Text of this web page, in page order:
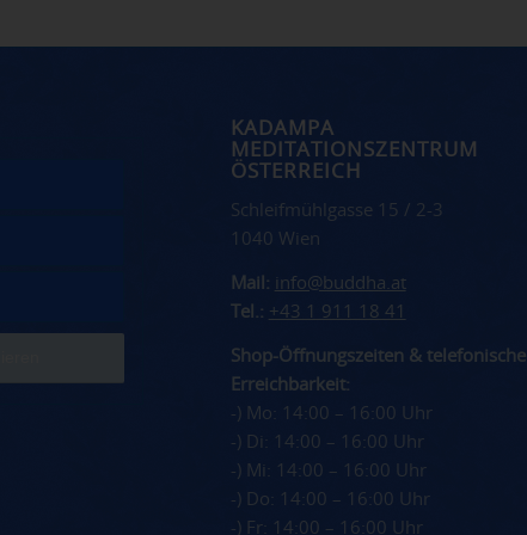
KADAMPA
MEDITATIONSZENTRUM
ÖSTERREICH
Schleifmühlgasse 15 / 2-3
1040 Wien
Mail: info@buddha.at
Tel.: +43 1 911 18 41
Shop-Öffnungszeiten & telefonische
Erreichbarkeit:
-) Mo: 14:00 – 16:00 Uhr
-) Di: 14:00 – 16:00 Uhr
-) Mi: 14:00 – 16:00 Uhr
-) Do: 14:00 – 16:00 Uhr
-) Fr: 14:00 – 16:00 Uhr